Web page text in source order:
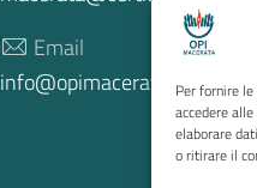
Per fornire
accedere
elaborare
o ritirare il
Email
info@opimacerata.it